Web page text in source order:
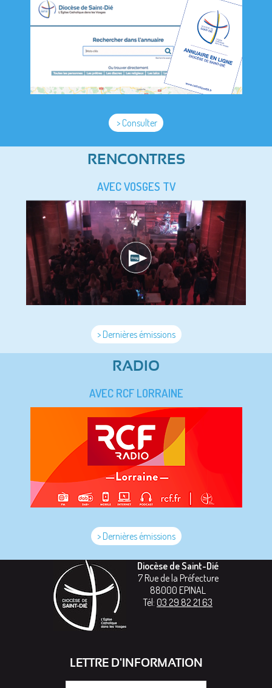
> Consulter
RENCONTRES
AVEC VOSGES TV
> Dernières émissions
RADIO
AVEC RCF LORRAINE
> Dernières émissions
Diocèse de Saint-Dié
7 Rue de la Préfecture
88000 EPINAL
Tél: 03 29 82 21 63
LETTRE D'INFORMATION